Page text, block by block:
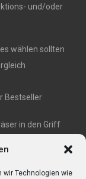
wir Technologien wie
und/oder
wählen sollten
Bestseller
in den Griff
erregt.